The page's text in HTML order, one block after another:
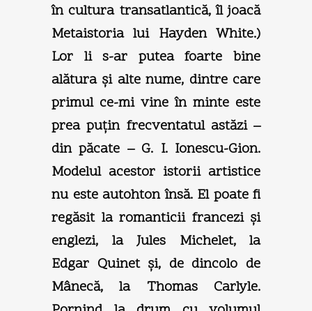
în cultura transatlantică, îl joacă
Metaistoria lui Hayden White.)
Lor li s-ar putea foarte bine
alătura şi alte nume, dintre care
primul ce-mi vine în minte este
prea puţin frecventatul astăzi –
din păcate – G. I. Ionescu-Gion.
Modelul acestor istorii artistice
nu este autohton însă. El poate fi
regăsit la romanticii francezi şi
englezi, la Jules Michelet, la
Edgar Quinet şi, de dincolo de
Mânecă, la Thomas Carlyle.